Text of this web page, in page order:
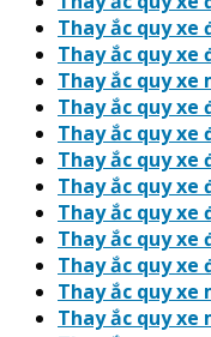
Thay ắc quy xe
Thay ắc quy xe
Thay ắc quy xe
Thay ắc quy xe
Thay ắc quy xe
Thay ắc quy xe
Thay ắc quy xe
Thay ắc quy xe
Thay ắc quy
Thay ắc quy xe
Thay ắc quy xe
Thay ắc quy xe